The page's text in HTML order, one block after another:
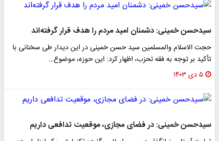
سیدحسن خمینی: دشمنان امید مردم را هدف قرار گرفته‌اند
حجت الاسلام والمسلمین سید حسن خمینی در این دیدار طی سخنانی با
تأکید بر توجه به فقه تحزب، اظهار کرد: این حوزه، موضوع…
۵ دی ۱۴۰۳
سیدحسن خمینی: در فضای مجازی، موقعیت تدافعی داریم